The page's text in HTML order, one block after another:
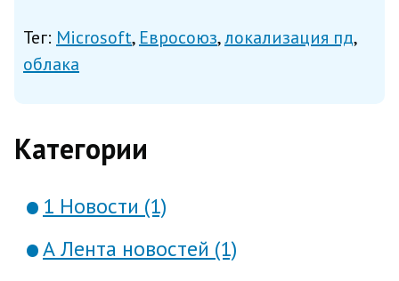
границах Евросоюза, сообщил в
четверг silicon.co.uk. По информации
Тег: Microsoft Евросоюз локализация пд
облака
Категории
1 Новости (1)
А Лента новостей (1)